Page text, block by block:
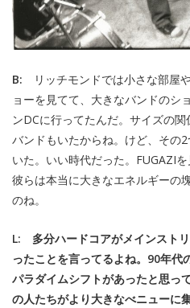
B: リッチモンドでは小さな部屋
ョーを見てて、大きなバンドのシ
ンDCに行ってたんだ。サイズの
バンドもいたからね。けど、その
いた。いい時代だった。FUGAZI
彼らは本当に大きなエネルギーの
のね。
L: 多分ハードコアがメインスト
ったことを言ってるよね。90年代
パラダイムシフトがあったと思っ
の人たちがより大きなべニューに